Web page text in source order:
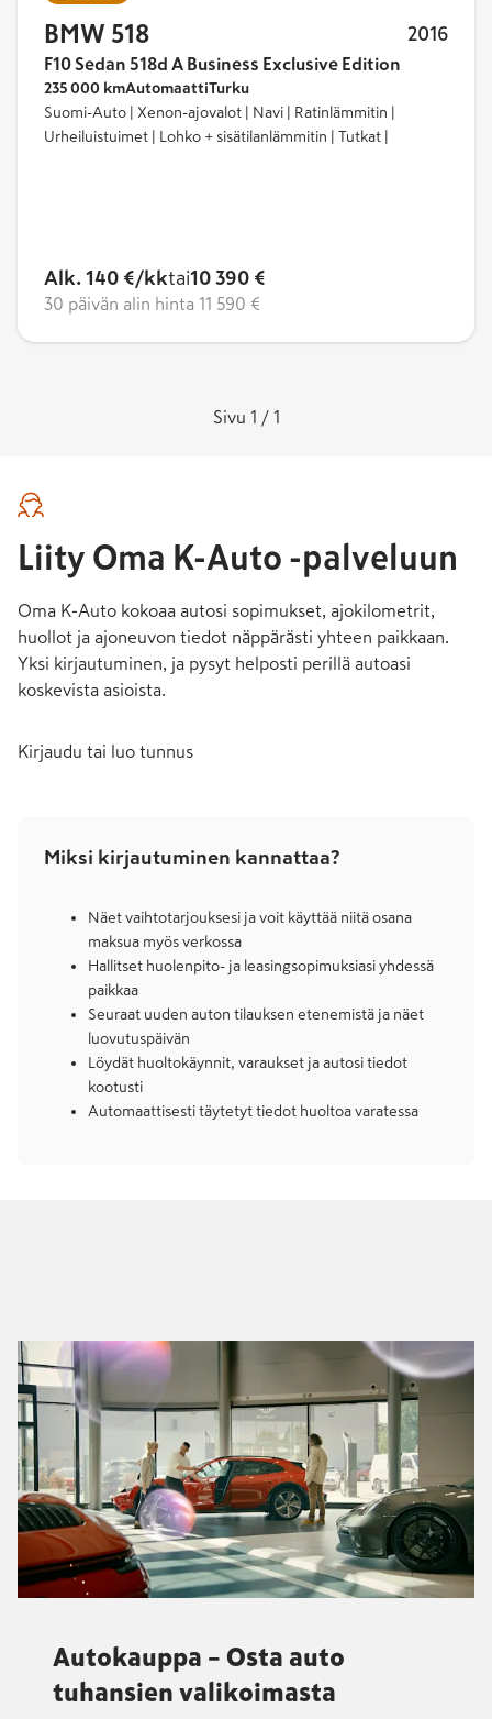
BMW 518 2016
F10 Sedan 518d A Business Exclusive Edition
235 000 kmAutomaattiTurku
Suomi-Auto | Xenon-ajovalot | Navi | Ratinlämmitin |
Urheiluistuimet | Lohko + sisätilanlämmitin | Tutkat |
Alk. 140 €/kktai10 390 €
30 päivän alin hinta 11 590 €
Sivu 1 / 1
Liity Oma K-Auto -palveluun
Oma K-Auto kokoaa autosi sopimukset, ajokilometrit,
huollot ja ajoneuvon tiedot näppärästi yhteen paikkaan.
Yksi kirjautuminen, ja pysyt helposti perillä autoasi
koskevista asioista.
Kirjaudu tai luo tunnus
Miksi kirjautuminen kannattaa?
Näet vaihtotarjouksesi ja voit käyttää niitä osana
maksua myös verkossa
Hallitset huolenpito- ja leasingsopimuksiasi yhdessä
paikkaa
Seuraat uuden auton tilauksen etenemistä ja näet
luovutuspäivän
Löydät huoltokäynnit, varaukset ja autosi tiedot
kootusti
Automaattisesti täytetyt tiedot huoltoa varatessa
Autokauppa – Osta auto
tuhansien valikoimasta